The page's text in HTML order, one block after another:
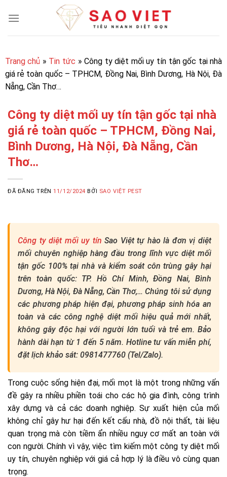
đến
Trang chủ » Tin tức »Công ty diệt mối uy tín tận gốc tại nhà
giá rẻ toàn quốc – TPHCM, Đồng Nai, Bình Dương, Hà Nội, Đà
Nẵng, Cần Thơ…
Công ty diệt mối uy tín tận gốc tại nhà
giá rẻ toàn quốc – TPHCM, Đồng Nai,
Bình Dương, Hà Nội, Đà Nẵng, Cần
Thơ…
ĐÃ ĐĂNG TRÊN11/12/2024 BỞI SAO VIỆT PEST
Công ty diệt mối uy tín Sao Việt tự hào là đơn vị diệt
mối chuyên nghiệp hàng đầu trong lĩnh vực diệt mối
tận gốc 100% tại nhà và kiểm soát côn trùng gây hại
trên toàn quốc: TP. Hồ Chí Minh, Đồng Nai, Bình
Dương, Hà Nội, Đà Nẵng, Cần Thơ,… Chúng tôi sử dụng
các phương pháp hiện đại, phương pháp sinh hóa an
toàn và các công nghệ diệt mối hiệu quả mới nhất,
không gây độc hại với người lớn tuổi và trẻ em. Bảo
hành dài hạn từ 1 đến 5 năm. Hotline tư vấn miễn phí,
đặt lịch khảo sát: 0981477760 (Tel/Zalo).
Trong cuộc sống hiện đại, mối mọt là một trong những vấn
đề gây ra nhiều phiền toái cho các hộ gia đình, công trình
xây dựng và cả các doanh nghiệp. Sự xuất hiện của mối
không chỉ gây hư hại đến kết cấu nhà, đồ nội thất, tài liệu
quan trọng mà còn tiềm ẩn nhiều nguy cơ mất an toàn với
con người. Chính vì vậy, việc tìm kiếm một công ty diệt mối
uy tín, chuyên nghiệp với giá cả hợp lý là điều vô cùng quan
trọng.